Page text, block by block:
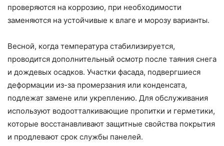
проверяются на коррозию, при необходимости
заменяются на устойчивые к влаге и морозу варианты.
Весной, когда температура стабилизируется,
проводится дополнительный осмотр после таяния снега
и дождевых осадков. Участки фасада, подвергшиеся
деформации из-за промерзания или конденсата,
подлежат замене или укреплению. Для обслуживания
используют водоотталкивающие пропитки и герметики,
которые восстанавливают защитные свойства покрытия
и продлевают срок службы панелей.